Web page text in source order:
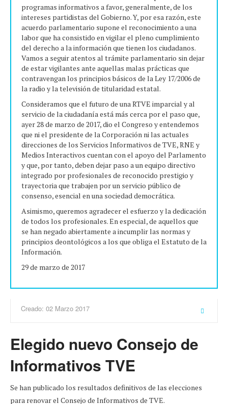
programas informativos a favor, generalmente, de los
intereses partidistas del Gobierno. Y, por esa razón, este
acuerdo parlamentario supone el reconocimiento a una
labor que ha consistido en vigilar el pleno cumplimiento
del derecho a la información que tienen los ciudadanos.
Vamos a seguir atentos al trámite parlamentario sin dejar
de estar vigilantes ante aquellas malas prácticas que
contravengan los principios básicos de la Ley 17/2006 de
la radio y la televisión de titularidad estatal.
Consideramos que el futuro de una RTVE imparcial y al
servicio de la ciudadanía está más cerca por el paso que,
ayer 28 de marzo de 2017, dio el Congreso y entendemos
que ni el presidente de la Corporación ni las actuales
direcciones de los Servicios Informativos de TVE, RNE y
Medios Interactivos cuentan con el apoyo del Parlamento
y que, por tanto, deben dejar paso a un equipo directivo
integrado por profesionales de reconocido prestigio y
trayectoria que trabajen por un servicio público de
consenso, esencial en una sociedad democrática.
Asimismo, queremos agradecer el esfuerzo y la dedicación
de todos los profesionales. En especial, de aquellos que
se han negado abiertamente a incumplir las normas y
principios deontológicos a los que obliga el Estatuto de la
Información.
29 de marzo de 2017
Creado: 02 Marzo 2017
Elegido nuevo Consejo de
Informativos TVE
Se han publicado los resultados definitivos de las elecciones
para renovar el Consejo de Informativos de TVE.